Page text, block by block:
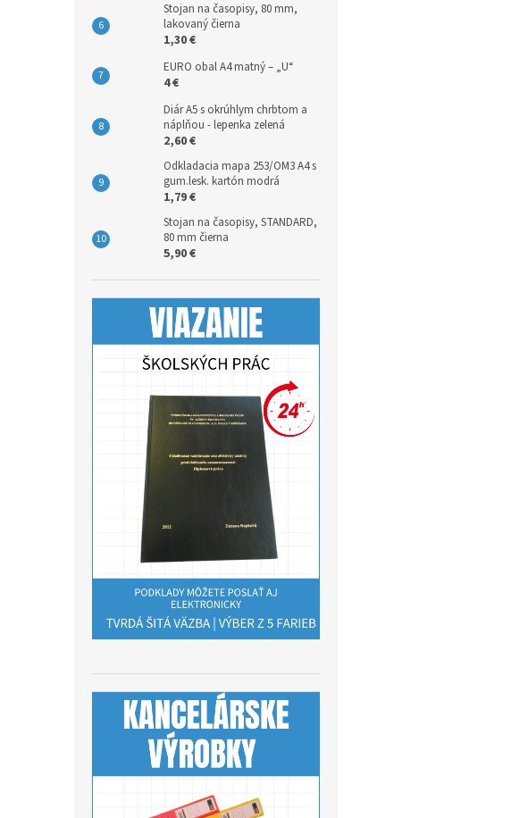
Stojan na časopisy, 80 mm,
lakovaný čierna
1,30 €
EURO obal A4 matný – „U“
4 €
Diár A5 s okrúhlym chrbtom a
náplňou - lepenka zelená
2,60 €
Odkladacia mapa 253/OM3 A4 s
gum.lesk. kartón modrá
1,79 €
Stojan na časopisy, STANDARD,
80 mm čierna
5,90 €